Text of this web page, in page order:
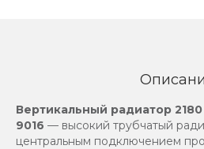
Вертикальный радиатор 2180
9016 — высокий трубчатый
центральным подключением